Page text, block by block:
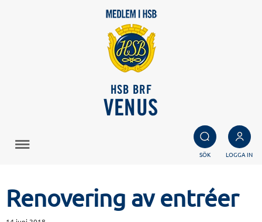
HSB BRF
VENUS
SÖK LOGGA IN
Renovering av entréer